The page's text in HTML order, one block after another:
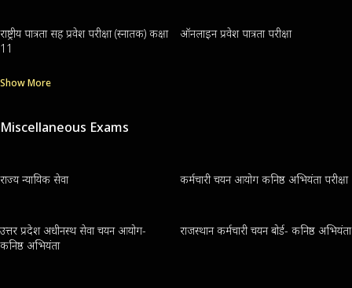
राष्ट्रीय पात्रता सह प्रवेश परीक्षा (स्नातक) कक्षा
11
ऑनलाइन प्रवेश पात्रता परीक्षा
Show More
Miscellaneous Exams
राज्य न्यायिक सेवा कर्मचारी चयन आयोग कनिष्ठ अभियंता परीक्षा
उत्तर प्रदेश अधीनस्थ सेवा चयन आयोग-
कनिष्ठ अभियंता
राजस्थान कर्मचारी चयन बोर्ड- कनिष्ठ अभियंता